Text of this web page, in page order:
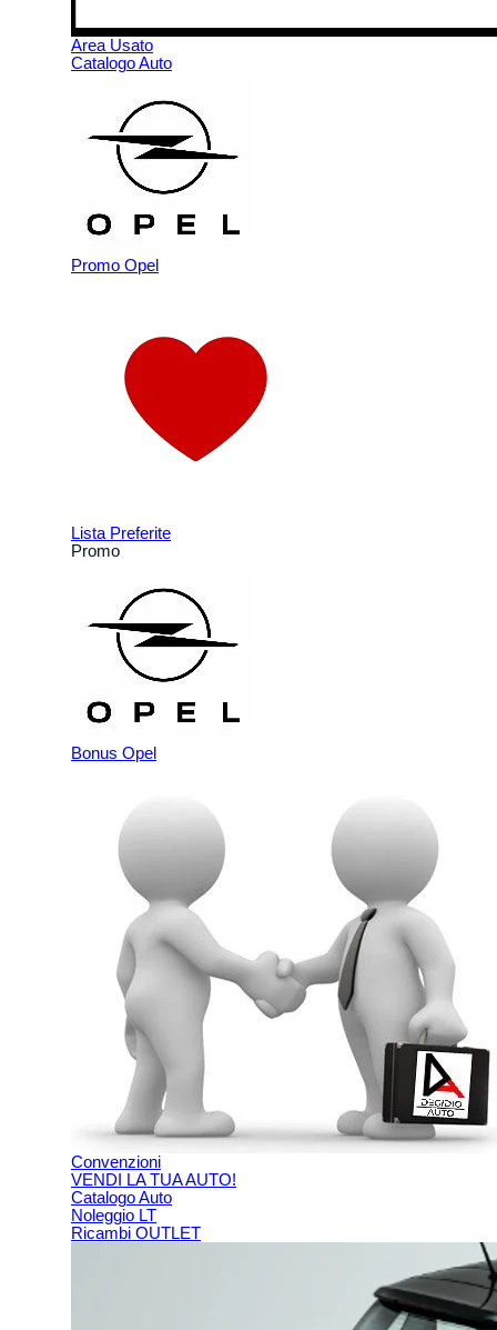
Area Usato
Catalogo Auto
Promo Opel
Lista Preferite
Promo
Bonus Opel
Convenzioni
VENDI LA TUA AUTO!
Catalogo Auto
Noleggio LT
Ricambi OUTLET